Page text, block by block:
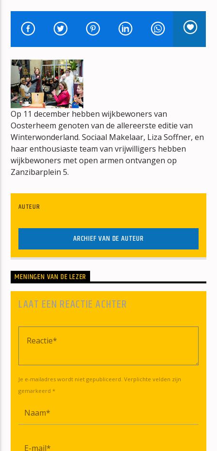
THE MIDDLE OF THE ROAD SHOW
HANS DE KNEGT
mz-radio
Op 11 december hebben wijkbewoners van
Oosterheem genoten van de allereerste editie van
Winterwonderland. Sociaal Makelaar, Liza Soffner, en
haar enthousiaste team van vrijwilligers hebben
wijkbewoners met open armen ontvangen op
Zanzibarplein 5.
AUTEUR
ARCHIEF VAN DE AUTEUR
MENINGEN VAN DE LEZER
LAAT EEN REACTIE ACHTER
Je e-mailadres wordt niet gepubliceerd. Verplichte velden zijn
gemarkeerd *